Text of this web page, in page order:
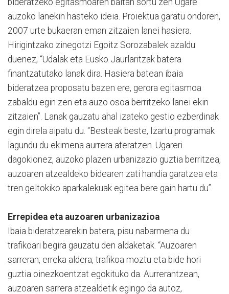
auzoko lanekin hasteko ideia. Proiektua garatu ondoren,
2007 urte bukaeran eman zitzaien lanei hasiera.
Hirigintzako zinegotzi Egoitz Sorozabalek azaldu
duenez, “Udalak eta Eusko Jaurlaritzak batera
finantzatutako lanak dira. Hasiera batean ibaia
bideratzea proposatu bazen ere, gerora egitasmoa
zabaldu egin zen eta auzo osoa berritzeko lanei ekin
zitzaien”. Lanak gauzatu ahal izateko gestio ezberdinak
egin direla aipatu du. “Besteak beste, Izartu programak
lagundu du ekimena aurrera ateratzen. Ugareri
dagokionez, auzoko plazen urbanizazio guztia berritzea,
auzoaren atzealdeko bidearen zati handia garatzea eta
tren geltokiko aparkalekuak egitea bere gain hartu du”.
Errepidea eta auzoaren urbanizazioa
Ibaia bideratzearekin batera, pisu nabarmena du
trafikoari begira gauzatu den aldaketak. “Auzoaren
sarreran, erreka aldera, trafikoa moztu eta bide hori
guztia oinezkoentzat egokituko da. Aurrerantzean,
auzoaren sarrera atzealdetik egingo da autoz,